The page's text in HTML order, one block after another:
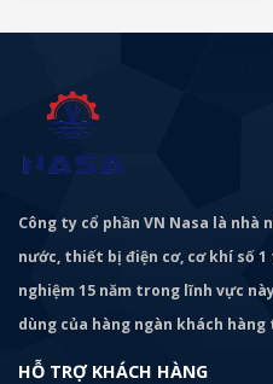
Công ty cổ phần VN Nasa là nhà
nước, thiết bị điện cơ, cơ khí số
nghiệm 15 năm trong lĩnh vực
dùng của hàng ngàn khách
HỖ TRỢ KHÁCH HÀNG